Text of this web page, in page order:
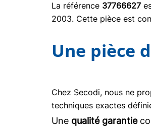
La référence 37766627
2003. Cette pièce est
Une pièce
Chez Secodi, nous ne
techniques exactes
Une qualité garantie